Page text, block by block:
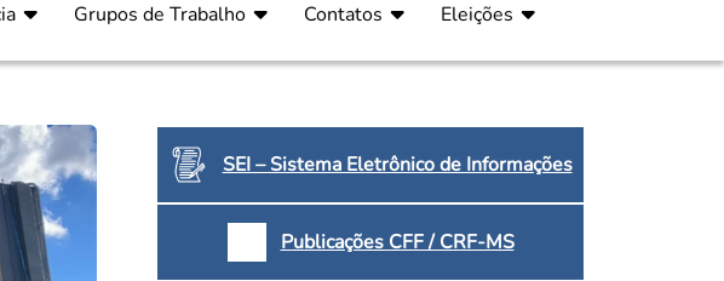
e formulários
– LGPD
Grupos de Trabalho
Estética
Farmácia Hospitalar e Oncologia
Pesquisa Clínica
Saúde Pública e Indígena
Contatos
Eleições
Candidatos
SEI – Sistema Eletrônico de Informações
Publicações CFF / CRF-MS